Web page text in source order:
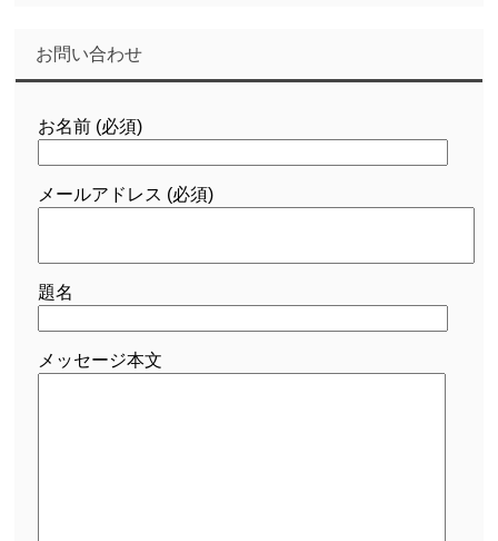
お問い合わせ
お名前 (必須)
メールアドレス (必須)
題名
メッセージ本文